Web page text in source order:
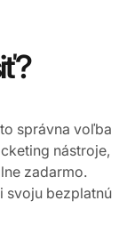
správna voľba
nástroje,
zadarmo.
svoju bezplatnú